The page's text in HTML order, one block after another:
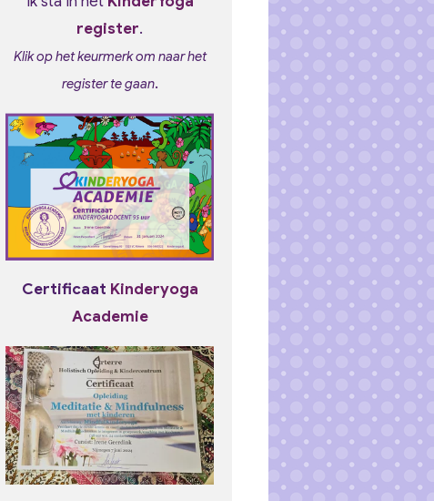
register.
Klik op het keurmerk om naar het
register te gaan.
Certificaat Kinderyoga
Academie